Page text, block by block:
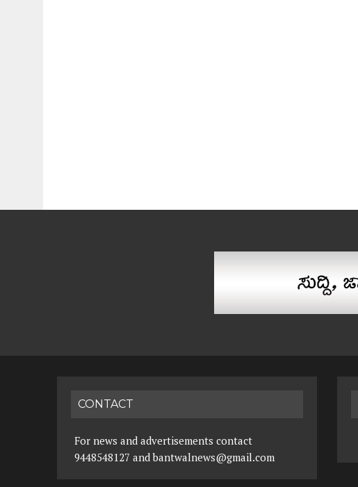
CONTACT
For news and advertisements contact
9448548127 and bantwalnews@gmail.com